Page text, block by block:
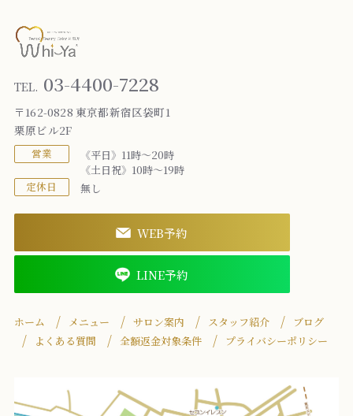
TEL. 03-4400-7228
〒162-0828 東京都新宿区袋町1
栗原ビル2F
営業
《平日》11時～20時
《土日祝》10時～19時
定休日 無し
WEB予約
LINE予約
ホーム メニュー サロン案内 スタッフ紹介
ブログ
よくある質問
全額返金対象条件 プライバシーポリシー